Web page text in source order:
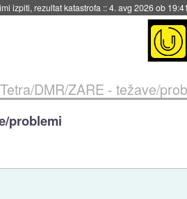
večkratno uporabo::4. avg 2026 ob 19:41
DMR/ZARE - težave/
problemi